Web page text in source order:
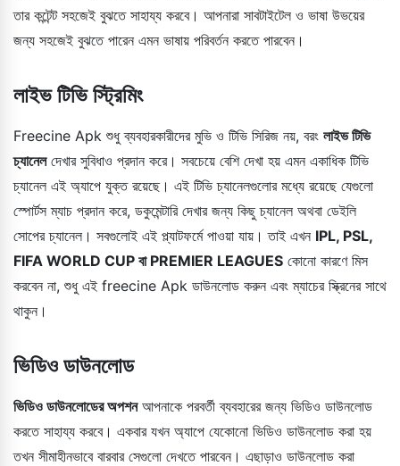
তার কন্টেন্ট সহজেই বুঝতে সাহায্য করবে। আপনারা সাবটাইটেল ও ভাষা উভয়ের
জন্য সহজেই বুঝতে পারেন এমন ভাষায় পরিবর্তন করতে পারবেন।
লাইভ টিভি স্ট্রিমিং
Freecine Apk শুধু ব্যবহারকারীদের মুভি ও টিভি সিরিজ নয়, বরং লাইভ টিভি
চ্যানেলদেখার সুবিধাও প্রদান করে। সবচেয়ে বেশি দেখা হয় এমন একাধিক টিভি
চ্যানেল এই অ্যাপে যুক্ত রয়েছে। এই টিভি চ্যানেলগুলোর মধ্যে রয়েছে যেগুলো
স্পোর্টস ম্যাচ প্রদান করে, ডকুমেন্টারি দেখার জন্য কিছু চ্যানেল অথবা ডেইলি
সোপের চ্যানেল। সবগুলোই এই প্ল্যাটফর্মে পাওয়া যায়। তাই এখন IPL, PSL,
FIFA WORLD CUP বা PREMIER LEAGUES কোনো কারণে মিস
করবেন না, শুধু এই freecine Apk ডাউনলোড করুন এবং ম্যাচের স্ক্রিনের সাথে
থাকুন।
ভিডিও ডাউনলোড
ভিডিও ডাউনলোডের অপশনআপনাকে পরবর্তী ব্যবহারের জন্য ভিডিও ডাউনলোড
করতে সাহায্য করবে। একবার যখন অ্যাপে যেকোনো ভিডিও ডাউনলোড করা হয়
তখন সীমাহীনভাবে বারবার সেগুলো দেখতে পারবেন। এছাড়াও ডাউনলোড করা